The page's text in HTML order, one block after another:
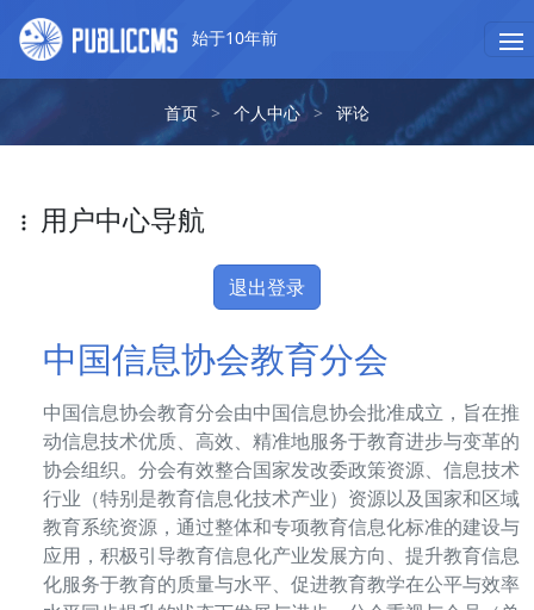
始于10年前
首页 > 个人中心 > 评论
用户中心导航
退出登录
中国信息协会教育分会
中国信息协会教育分会由中国信息协会批准成立，旨在推
动信息技术优质、高效、精准地服务于教育进步与变革的
协会组织。分会有效整合国家发改委政策资源、信息技术
行业（特别是教育信息化技术产业）资源以及国家和区域
教育系统资源，通过整体和专项教育信息化标准的建设与
应用，积极引导教育信息化产业发展方向、提升教育信息
化服务于教育的质量与水平、促进教育教学在公平与效率